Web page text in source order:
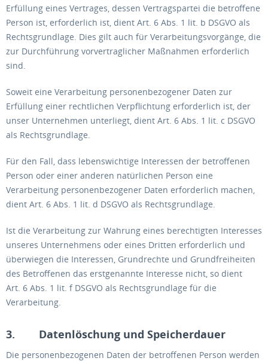
Erfüllung eines Vertrages, dessen Vertragspartei die betroffene
Person ist, erforderlich ist, dient Art. 6 Abs. 1 lit. b DSGVO als
Rechtsgrundlage. Dies gilt auch für Verarbeitungsvorgänge, die
zur Durchführung vorvertraglicher Maßnahmen erforderlich
sind.
Soweit eine Verarbeitung personenbezogener Daten zur
Erfüllung einer rechtlichen Verpflichtung erforderlich ist, der
unser Unternehmen unterliegt, dient Art. 6 Abs. 1 lit. c DSGVO
als Rechtsgrundlage.
Für den Fall, dass lebenswichtige Interessen der betroffenen
Person oder einer anderen natürlichen Person eine
Verarbeitung personenbezogener Daten erforderlich machen,
dient Art. 6 Abs. 1 lit. d DSGVO als Rechtsgrundlage.
Ist die Verarbeitung zur Wahrung eines berechtigten Interesses
unseres Unternehmens oder eines Dritten erforderlich und
überwiegen die Interessen, Grundrechte und Grundfreiheiten
des Betroffenen das erstgenannte Interesse nicht, so dient
Art. 6 Abs. 1 lit. f DSGVO als Rechtsgrundlage für die
Verarbeitung.
3. Datenlöschung und Speicherdauer
Die personenbezogenen Daten der betroffenen Person werden